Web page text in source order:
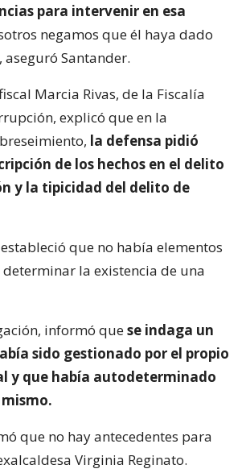
para intervenir en esa
negamos que él haya dado
aseguró Santander.
Marcia Rivas, de la Fiscalía
explicó que en la
la defensa pidió
de los hechos en el delito
y la tipicidad del delito de
que no había elementos
la existencia de una
informó quese indaga un
sido gestionado por el propio
y que había autodeterminado
que no hay antecedentes para
Virginia Reginato.